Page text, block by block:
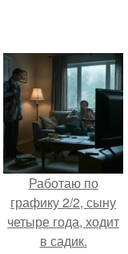
Работаю по
графику 2/2, сыну
четыре года, ходит
в садик.